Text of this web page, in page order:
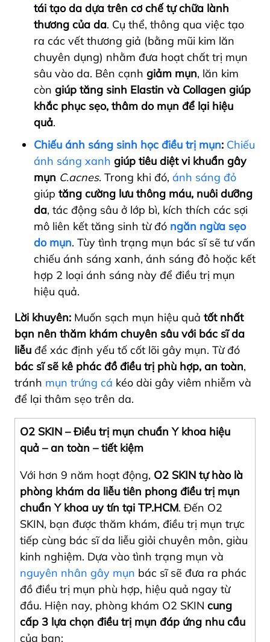
tái tạo da dựa trên cơ chế tự chữa lành
thương của da. Cụ thể, thông qua việc tạo
ra các vết thương giả (bằng mũi kim lăn
chuyên dụng) nhằm đưa hoạt chất trị mụn
sâu vào da. Bên cạnh giảm mụn, lăn kim
còn giúp tăng sinh Elastin và Collagen giúp
khắc phục sẹo, thâm do mụn để lại hiệu
quả.
Chiếu ánh sáng sinh học điều trị mụn: Chiếu
ánh sáng xanh giúp tiêu diệt vi khuẩn gây
mụn C.acnes. Trong khi đó, ánh sáng đỏ
giúp tăng cường lưu thông máu, nuôi dưỡng
da, tác động sâu ở lớp bì, kích thích các sợi
mô liên kết tăng sinh từ đó ngăn ngừa sẹo
do mụn. Tùy tình trạng mụn bác sĩ sẽ tư vấn
chiếu ánh sáng xanh, ánh sáng đỏ hoặc kết
hợp 2 loại ánh sáng này để điều trị mụn
hiệu quả.
Lời khuyên: Muốn sạch mụn hiệu quả tốt nhất
bạn nên thăm khám chuyên sâu với bác sĩ da
liễu để xác định yếu tố cốt lõi gây mụn. Từ đó
bác sĩ sẽ kê phác đồ điều trị phù hợp, an toàn,
tránh mụn trứng cá kéo dài gây viêm nhiễm và
để lại thâm sẹo trên da.
O2 SKIN – Điều trị mụn chuẩn Y khoa hiệu
quả – an toàn – tiết kiệm
Với hơn 9 năm hoạt động, O2 SKIN tự hào là
phòng khám da liễu tiên phong điều trị mụn
chuẩn Y khoa uy tín tại TP.HCM. Đến O2
SKIN, bạn được thăm khám, điều trị mụn trực
tiếp cùng bác sĩ da liễu giỏi chuyên môn, giàu
kinh nghiệm. Dựa vào tình trạng mụn và
nguyên nhân gây mụn bác sĩ sẽ đưa ra phác
đồ điều trị mụn phù hợp, hiệu quả ngay từ
đầu. Hiện nay, phòng khám O2 SKIN cung
cấp 3 lựa chọn điều trị mụn đáp ứng nhu cầu
của bạn: